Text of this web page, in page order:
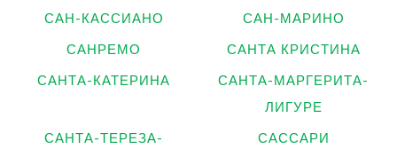
САН-КАССИАНО
САН-МАРИНО
САНРЕМО
САНТА КРИСТИНА
САНТА-КАТЕРИНА
САНТА-МАРГЕРИТА-
ЛИГУРЕ
САНТА-ТЕРЕЗА-
САССАРИ